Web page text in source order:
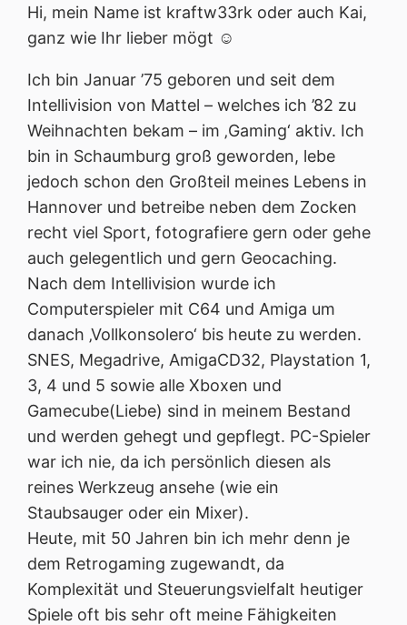
Hi, mein Name ist kraftw33rk oder auch Kai,
ganz wie Ihr lieber mögt ☺️
Ich bin Januar ’75 geboren und seit dem
Intellivision von Mattel – welches ich ’82 zu
Weihnachten bekam – im ‚Gaming‘ aktiv. Ich
bin in Schaumburg groß geworden, lebe
jedoch schon den Großteil meines Lebens in
Hannover und betreibe neben dem Zocken
recht viel Sport, fotografiere gern oder gehe
auch gelegentlich und gern Geocaching.
Nach dem Intellivision wurde ich
Computerspieler mit C64 und Amiga um
danach ‚Vollkonsolero‘ bis heute zu werden.
SNES, Megadrive, AmigaCD32, Playstation 1,
3, 4 und 5 sowie alle Xboxen und
Gamecube(Liebe) sind in meinem Bestand
und werden gehegt und gepflegt. PC-Spieler
war ich nie, da ich persönlich diesen als
reines Werkzeug ansehe (wie ein
Staubsauger oder ein Mixer).
Heute, mit 50 Jahren bin ich mehr denn je
dem Retrogaming zugewandt, da
Komplexität und Steuerungsvielfalt heutiger
Spiele oft bis sehr oft meine Fähigkeiten